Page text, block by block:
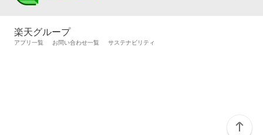
メンテナンス管理
自動車カタログ 自動車保険
楽天グループ
アプリ一覧 お問い合わせ一覧 サステナビリティ